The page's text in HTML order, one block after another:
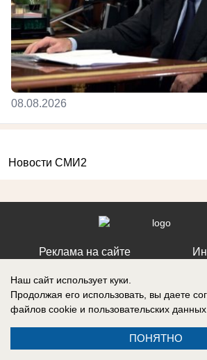
08.08.2026
Новости СМИ2
Реклама на сайте
Запись о регистрации СМИ: ЭЛ № ФС 77
Наш сайт использует куки.
Продолжая его использовать, вы даете
файлов cookie и пользовательских данных.
ПОНЯТНО